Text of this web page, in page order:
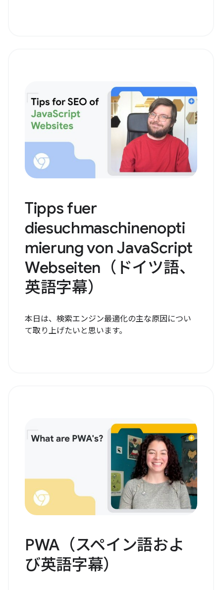
Tipps fuer
diesuchmaschinenopti
mierung von JavaScript
Webseiten（ドイツ語、
英語字幕）
本日は、検索エンジン最適化の主な原因につい
て取り上げたいと思います。
PWA（スペイン語およ
び英語字幕）